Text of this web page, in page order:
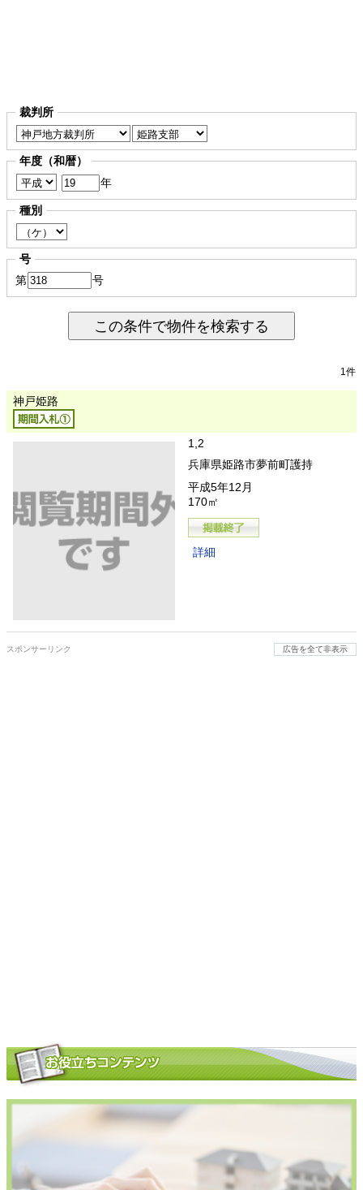
裁判所
年度（和暦）
年
種別
号
第
号
この条件で物件を検索する
1件
神戸姫路
1,2
兵庫県姫路市夢前町護持
平成5年12月
170㎡
詳細
スポンサーリンク 広告を全て非表示